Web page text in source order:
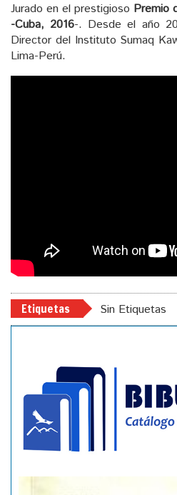
Jurado en el prestigioso Premio
-Cuba, 2016-. Desde el año
Director del Instituto Sumaq
Lima-Perú.
Etiquetas Sin Etiquetas